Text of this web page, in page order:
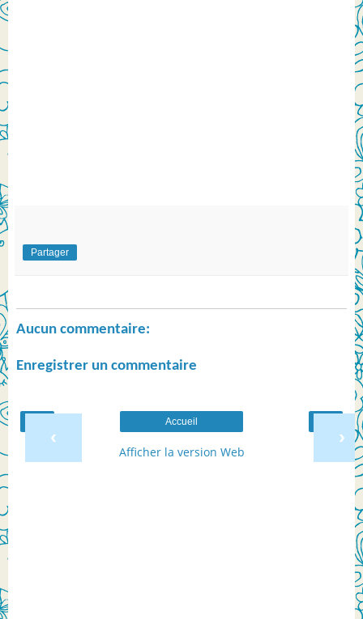
Partager
Aucun commentaire:
Enregistrer un commentaire
‹ ›
Accueil
Afficher la version Web